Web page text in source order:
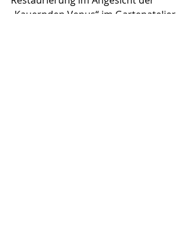
„Kauernden Venus“ im Gartenatelier